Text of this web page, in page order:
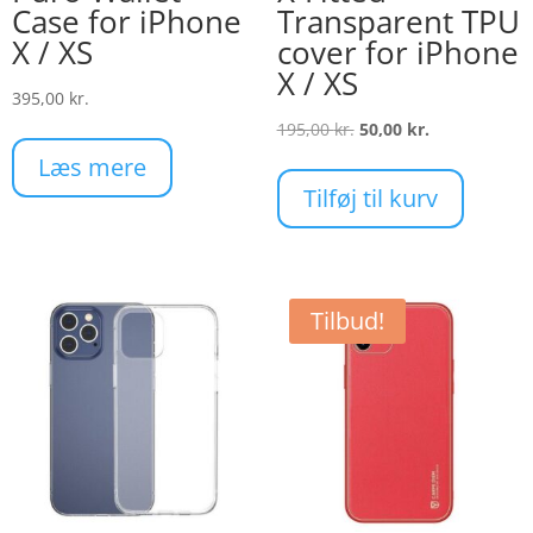
Case for iPhone
X / XS
395,00 kr.
Læs mere
Transparent TPU
cover for iPhone
X / XS
195,00kr. Den
pris
var:
50,00 kr.Den
pris
er:
Tilføj til kurv
Tilbud!